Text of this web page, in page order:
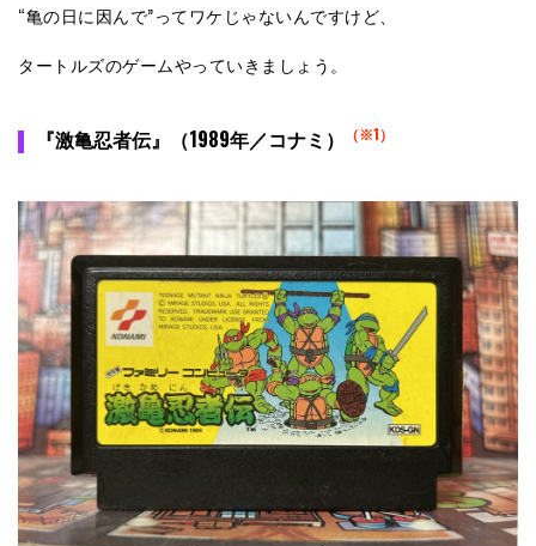
“亀の日に因んで”ってワケじゃないんですけど、
タートルズのゲームやっていきましょう。
『激亀忍者伝』（1989年／コナミ） （※1）